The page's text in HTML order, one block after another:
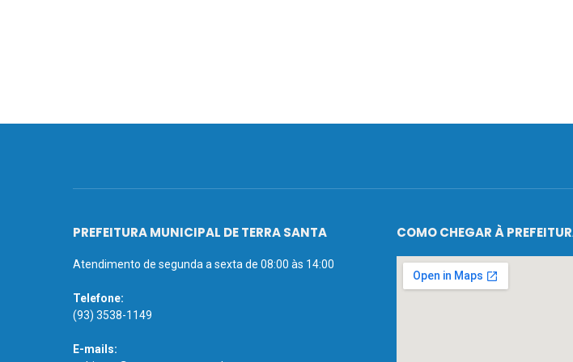
PREFEITURA MUNICIPAL DE TERRA SANTA
Atendimento de segunda a sexta de 08:00 às 14:00
Telefone:
(93) 3538-1149
E-mails:
COMO CHEGAR À